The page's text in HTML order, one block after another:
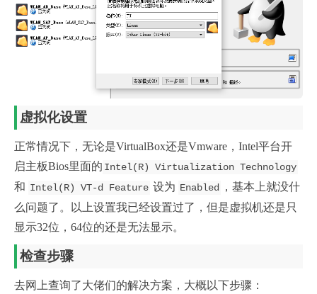
虚拟化设置
正常情况下，无论是VirtualBox还是Vmware，Intel平台开
启主板Bios里面的 Intel(R) Virtualization Technology
和 Intel(R) VT-d Feature 设为 Enabled
，基本上就没什
么问题了。以上设置我已经设置过了，但是虚拟机还是只
显示32位，64位的还是无法显示。
检查步骤
去网上查询了大佬们的解决方案，大概以下步骤：